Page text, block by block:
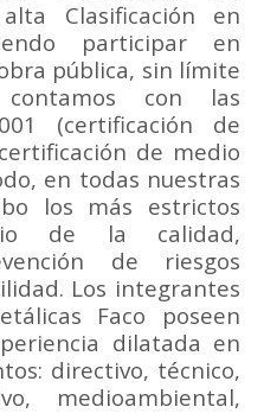
Clasificación en
participar en
pública, sin límite
contamos con las
(certificación de
de medio
en todas nuestras
los más estrictos
de la calidad,
de riesgos
Los integrantes
Faco poseen
dilatada en
directivo, técnico,
medioambiental,